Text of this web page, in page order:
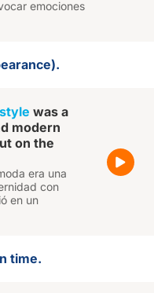
emociones
style was a
modern
on the
era una
con
en un
time.